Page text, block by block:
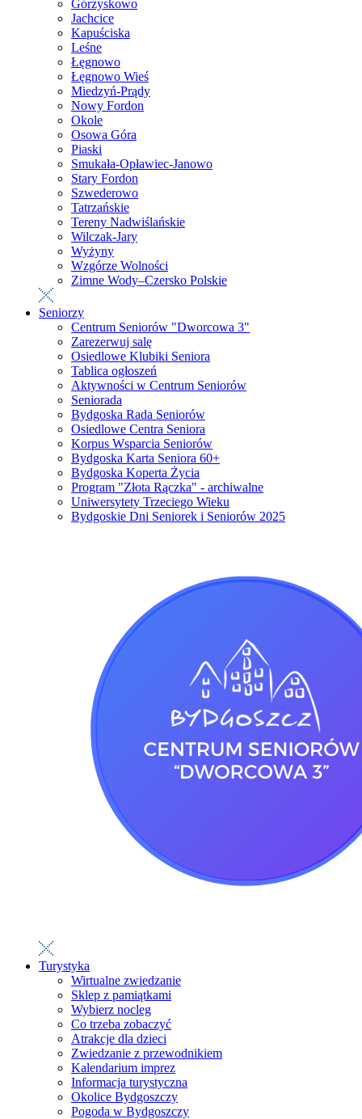
Górzyskowo
Jachcice
Kapuściska
Leśne
Łęgnowo
Łęgnowo Wieś
Miedzyń-Prądy
Nowy Fordon
Okole
Osowa Góra
Piaski
Smukała-Opławiec-Janowo
Stary Fordon
Szwederowo
Tatrzańskie
Tereny Nadwiślańskie
Wilczak-Jary
Wyżyny
Wzgórze Wolności
Zimne Wody–Czersko Polskie
Seniorzy
Centrum Seniorów "Dworcowa 3"
Zarezerwuj salę
Osiedlowe Klubiki Seniora
Tablica ogłoszeń
Aktywności w Centrum Seniorów
Seniorada
Bydgoska Rada Seniorów
Osiedlowe Centra Seniora
Korpus Wsparcia Seniorów
Bydgoska Karta Seniora 60+
Bydgoska Koperta Życia
Program "Złota Rączka" - archiwalne
Uniwersytety Trzeciego Wieku
Bydgoskie Dni Seniorek i Seniorów 2025
Turystyka
Wirtualne zwiedzanie
Sklep z pamiątkami
Wybierz nocleg
Co trzeba zobaczyć
Atrakcje dla dzieci
Zwiedzanie z przewodnikiem
Kalendarium imprez
Informacja turystyczna
Okolice Bydgoszczy
Pogoda w Bydgoszczy